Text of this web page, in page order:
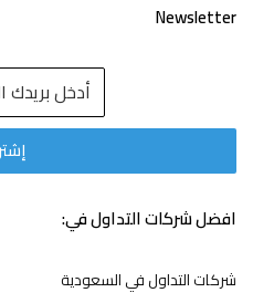
Newsletter
افضل شركات التداول في:
شركات التداول في السعودية